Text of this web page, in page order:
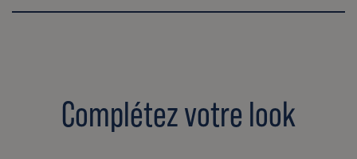
Complétez votre look